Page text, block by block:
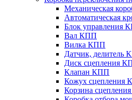
Механическая
Автоматическая
Блок управления
Вал КПП
Вилка КПП
Датчик, делитель
Диск сцепления
Клапан КПП
Кожух сцепления
Корзина